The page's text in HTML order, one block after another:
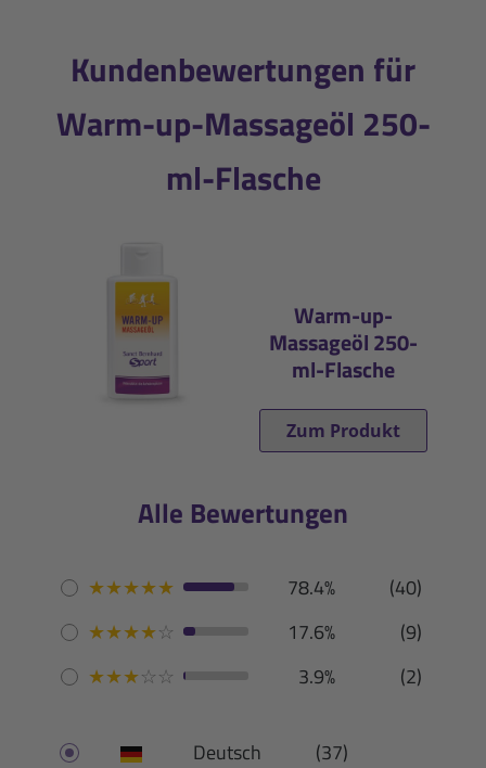
Kundenbewertungen für
Warm-up-Massageöl 250-
ml-Flasche
Warm-up-
Massageöl 250-
ml-Flasche
Zum Produkt
Alle Bewertungen
★★★★★ 78.4%
(40)
★★★★☆ 17.6%
(9)
★★★☆☆ 3.9% (2)
Deutsch (37)